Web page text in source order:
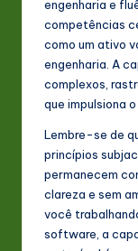
engenharia e
competências
como um ativo
engenharia. A
complexos,
que impulsiona
Lembre-se de
princípios
permanecem
clareza e sem
você
software, a